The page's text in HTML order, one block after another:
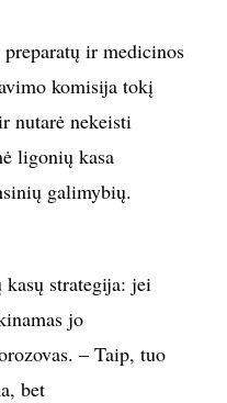
ir medicinos
komisija tokį
nutarė nekeisti
ligonių kasa
galimybių.
strategija: jei
jo
– Taip, tuo
bet